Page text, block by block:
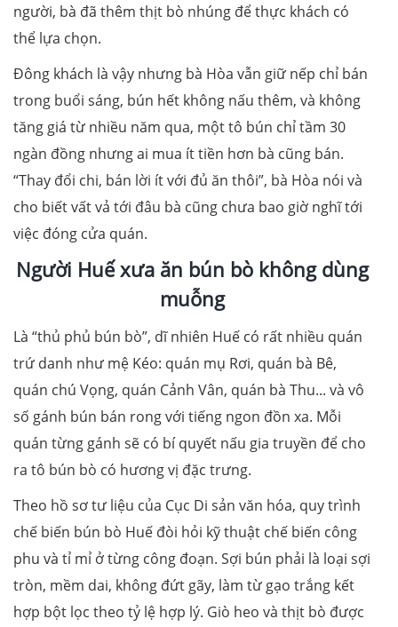
người, bà đã thêm thịt bò nhúng để thực khách có
thể lựa chọn.
Đông khách là vậy nhưng bà Hòa vẫn giữ nếp chỉ bán
trong buổi sáng, bún hết không nấu thêm, và không
tăng giá từ nhiều năm qua, một tô bún chỉ tầm 30
ngàn đồng nhưng ai mua ít tiền hơn bà cũng bán.
“Thay đổi chi, bán lời ít với đủ ăn thôi”, bà Hòa nói và
cho biết vất vả tới đâu bà cũng chưa bao giờ nghĩ tới
việc đóng cửa quán.
Người Huế xưa ăn bún bò không dùng
muỗng
Là “thủ phủ bún bò”, dĩ nhiên Huế có rất nhiều quán
trứ danh như mệ Kéo: quán mụ Rơi, quán bà Bê,
quán chú Vọng, quán Cảnh Vân, quán bà Thu... và vô
số gánh bún bán rong với tiếng ngon đồn xa. Mỗi
quán từng gánh sẽ có bí quyết nấu gia truyền để cho
ra tô bún bò có hương vị đặc trưng.
Theo hồ sơ tư liệu của Cục Di sản văn hóa, quy trình
chế biến bún bò Huế đòi hỏi kỹ thuật chế biến công
phu và tỉ mỉ ở từng công đoạn. Sợi bún phải là loại sợi
tròn, mềm dai, không đứt gãy, làm từ gạo trắng kết
hợp bột lọc theo tỷ lệ hợp lý. Giò heo và thịt bò được